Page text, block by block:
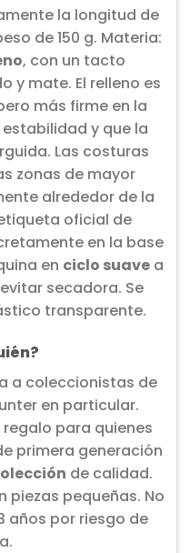
la longitud de
de 150 g. Materia:
, con un tacto
y mate. El relleno es
más firme en la
y que la
Las costuras
zonas de mayor
alrededor de la
oficial de
en la base
en ciclo suavea
secadora. Se
transparente.
a coleccionistas de
en particular.
para quienes
primera generación
de calidad.
piezas pequeñas. No
años por riesgo de